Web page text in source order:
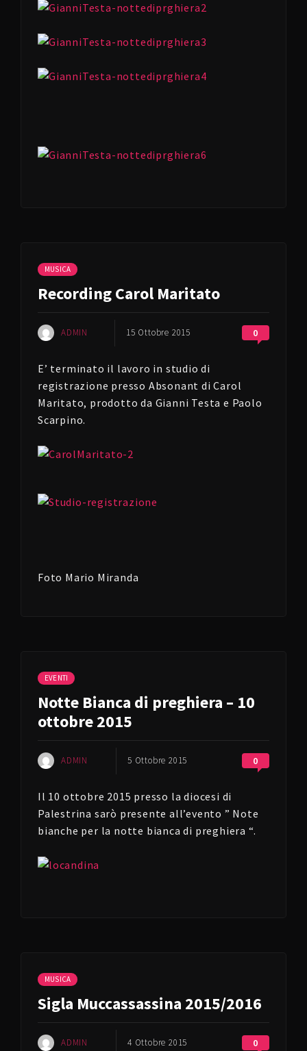
MUSICA
Recording Carol Maritato
ADMIN 15 Ottobre 2015 0
E’ terminato il lavoro in studio di
registrazione presso Absonant di Carol
Maritato, prodotto da Gianni Testa e Paolo
Scarpino.
Foto Mario Miranda
EVENTI
Notte Bianca di preghiera – 10
ottobre 2015
ADMIN 5 Ottobre 2015 0
Il 10 ottobre 2015 presso la diocesi di
Palestrina sarò presente all’evento ” Note
bianche per la notte bianca di preghiera “.
MUSICA
Sigla Muccassassina 2015/2016
ADMIN 4 Ottobre 2015 0